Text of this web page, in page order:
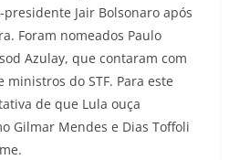
Jair Bolsonaro após
Foram nomeados Paulo
Azulay, que contaram com
do STF. Para este
de que Lula ouça
Gilmar Mendes e Dias Toffoli